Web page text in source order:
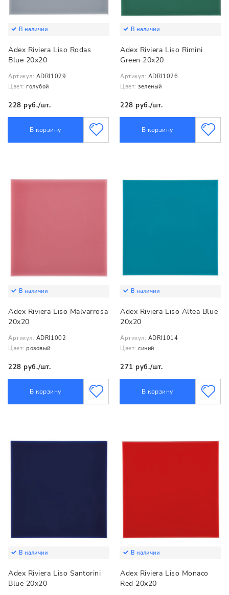
В наличии
Adex Riviera Liso Rodas
Blue 20x20
Артикул: ADRI1029
Цвет: голубой
228 руб./шт.
В корзину
В наличии
Adex Riviera Liso Rimini
Green 20x20
Артикул: ADRI1026
Цвет: зеленый
228 руб./шт.
В корзину
В наличии
Adex Riviera Liso Malvarrosa
20x20
Артикул: ADRI1002
Цвет: розовый
228 руб./шт.
В корзину
В наличии
Adex Riviera Liso Altea Blue
20x20
Артикул: ADRI1014
Цвет: синий
271 руб./шт.
В корзину
В наличии
Adex Riviera Liso Santorini
Blue 20x20
В наличии
Adex Riviera Liso Monaco
Red 20x20